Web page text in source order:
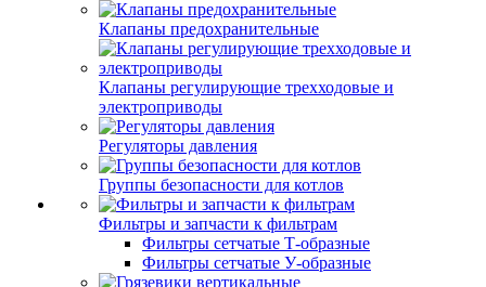
Клапаны предохранительные
Клапаны регулирующие трехходовые и
электроприводы
Регуляторы давления
Группы безопасности для котлов
Фильтры и запчасти к фильтрам
Фильтры сетчатые Т-образные
Фильтры сетчатые У-образные